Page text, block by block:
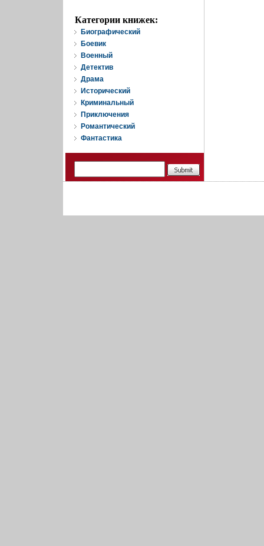
Категории книжек:
Биографический
Боевик
Военный
Детектив
Драма
Исторический
Криминальный
Приключения
Романтический
Фантастика